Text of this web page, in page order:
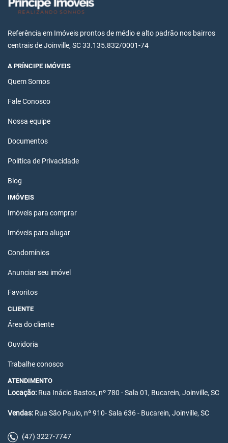
Referência em Imóveis prontos de médio e alto padrão nos bairros
centrais de Joinville, SC 33.135.832/0001-74
A PRÍNCIPE IMÓVEIS
Quem Somos
Fale Conosco
Nossa equipe
Documentos
Política de Privacidade
Blog
IMÓVEIS
Imóveis para comprar
Imóveis para alugar
Condomínios
Anunciar seu imóvel
Favoritos
CLIENTE
Área do cliente
Ouvidoria
Trabalhe conosco
ATENDIMENTO
Locação: Rua Inácio Bastos, nº 780 - Sala 01, Bucarein, Joinville, SC
Vendas: Rua São Paulo, nº 910- Sala 636 - Bucarein, Joinville, SC
(47) 3227-7747